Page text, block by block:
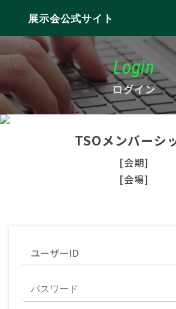
展示会公式サイト
Login
ログイン
TSOメンバーシ
[会期]
[会場]